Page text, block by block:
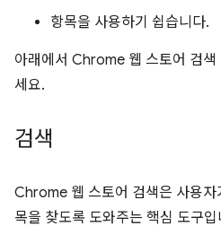
항목을 사용하기 쉽습니다.
아래에서 Chrome 웹 스토어 검색
세요.
검색
Chrome 웹 스토어 검색은 사용자
목을 찾도록 도와주는 핵심 도구